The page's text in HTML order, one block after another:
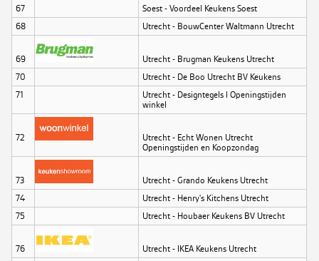
67
Soest - Voordeel Keukens Soest
68
Utrecht - BouwCenter Waltmann Utrecht
69
Utrecht - Brugman Keukens Utrecht
70
Utrecht - De Boo Utrecht BV Keukens
71
Utrecht - Designtegels l Openingstijden
winkel
72
Utrecht - Echt Wonen Utrecht
Openingstijden en Koopzondag
73
Utrecht - Grando Keukens Utrecht
74
Utrecht - Henry's Kitchens Utrecht
75
Utrecht - Houbaer Keukens BV Utrecht
76
Utrecht - IKEA Keukens Utrecht